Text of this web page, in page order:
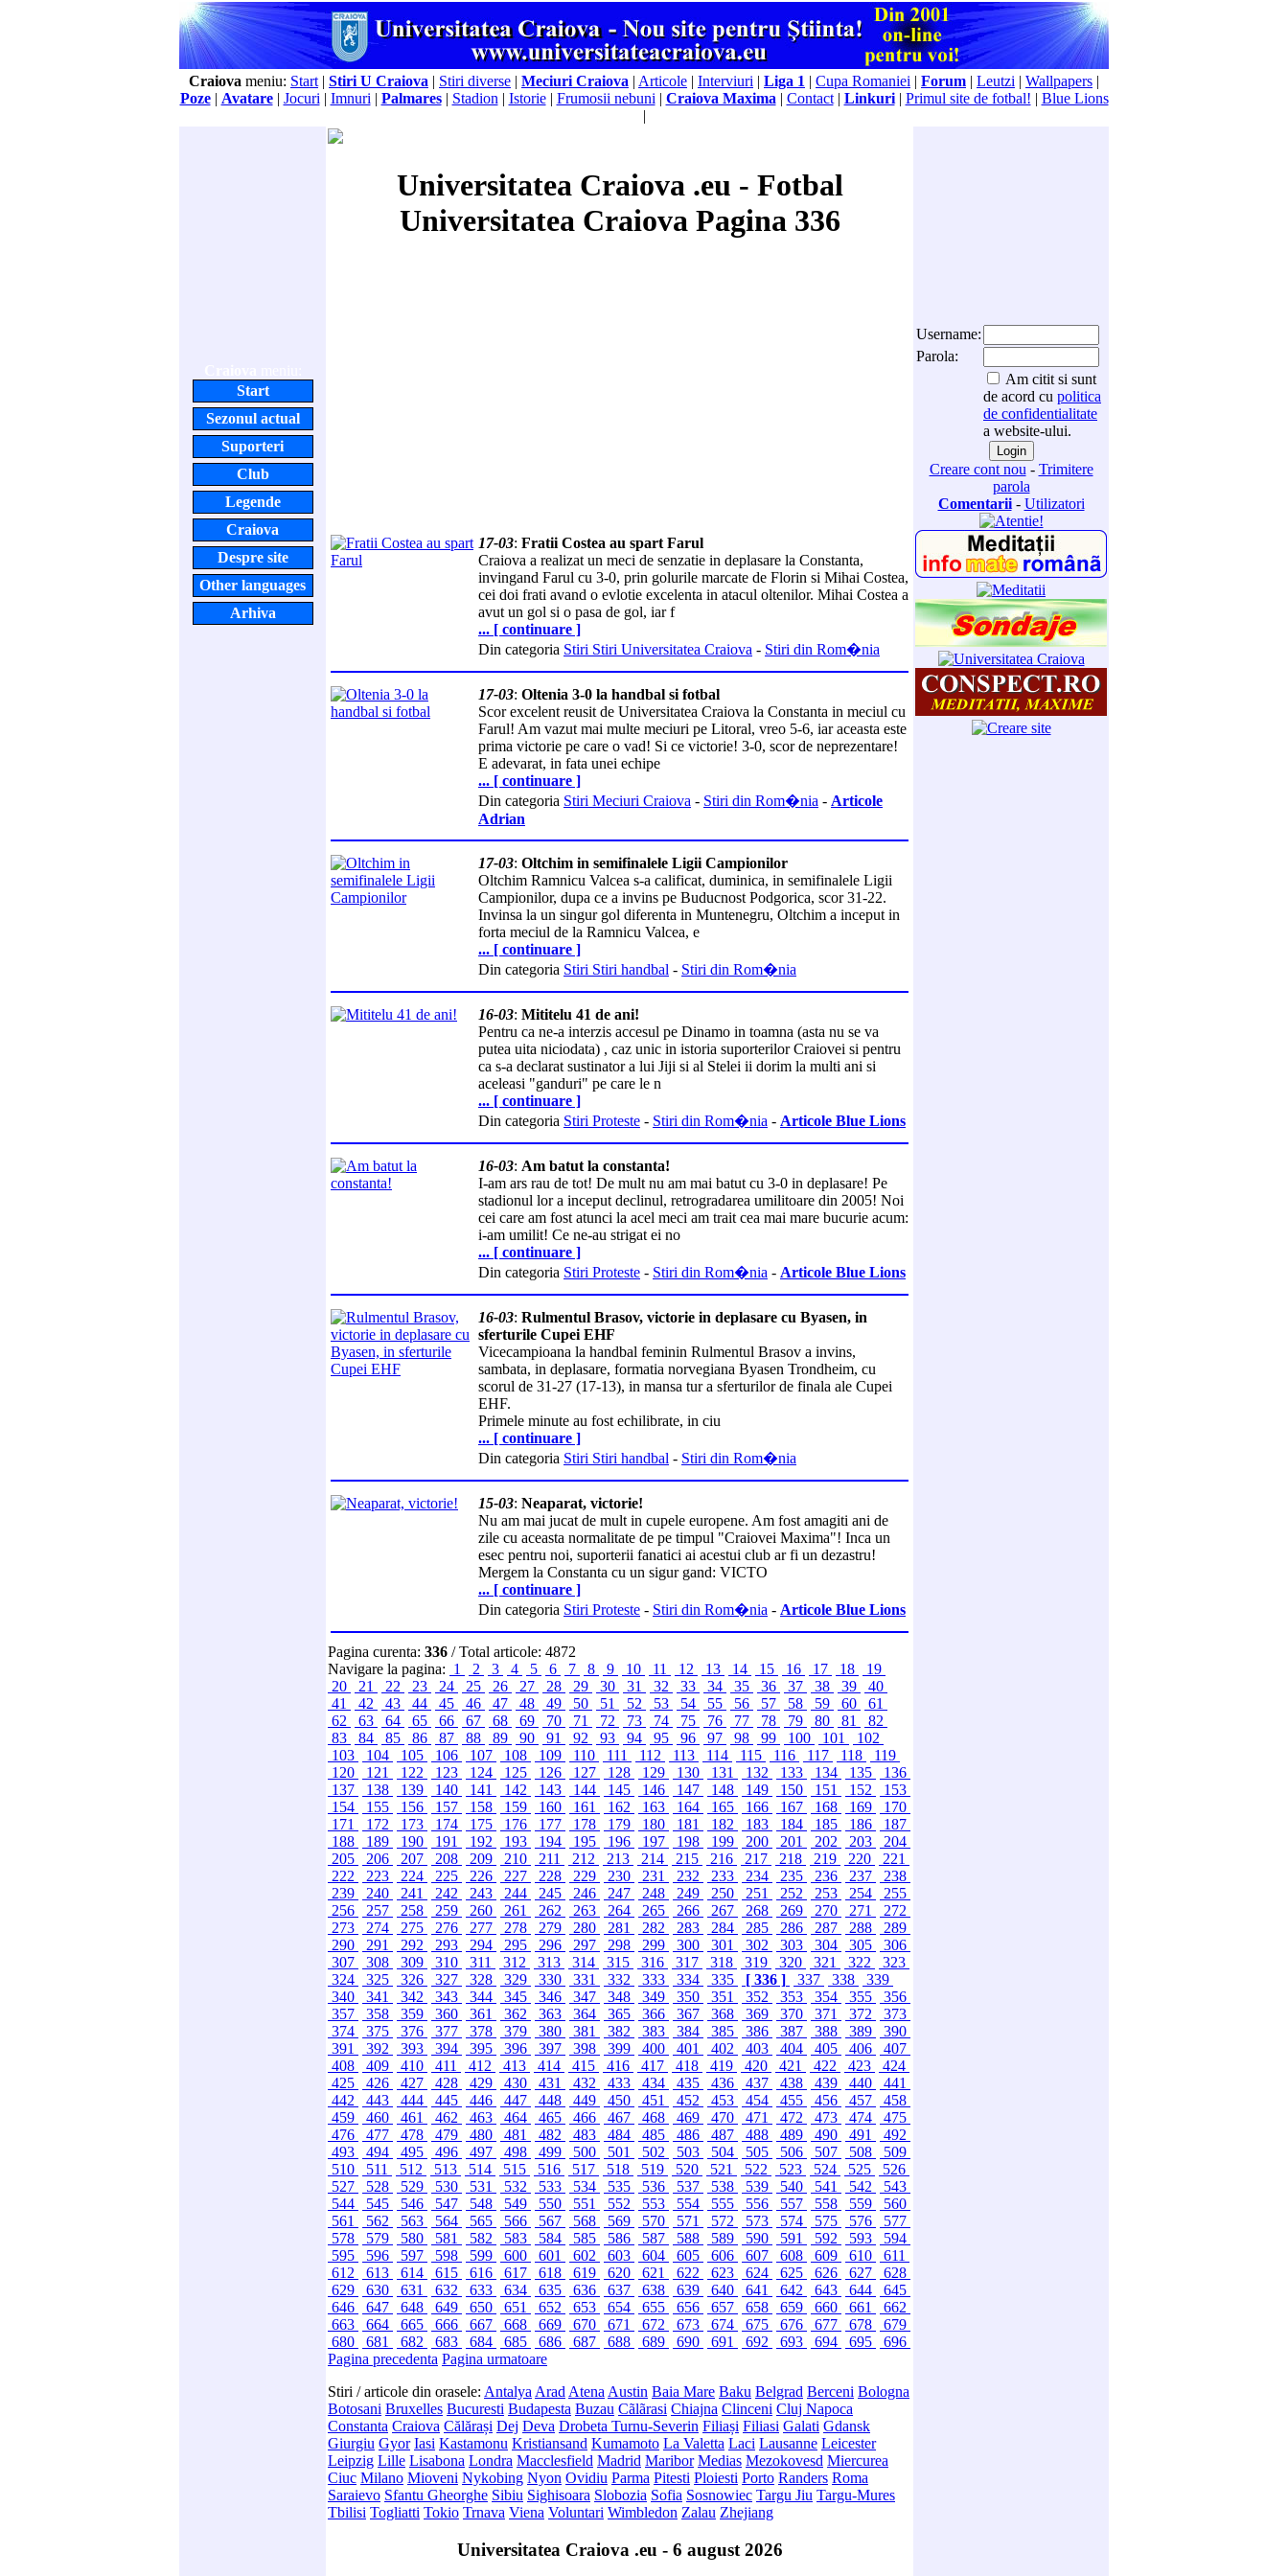
Craiova meniu: Start | Stiri U Craiova | Stiri diverse | Meciuri Craiova | Articole | Interviuri | Liga 1 | Cupa Romaniei | Forum | Leutzi | Wallpapers |
Poze| Avatare| Jocuri | Imnuri | Palmares| Stadion | Istorie| Frumosii nebuni | Craiova Maxima | Contact| Linkuri| Primul site de fotbal! | Blue Lions
|
Start
Sezonul actual
Suporteri
Club
Legende
Craiova
Despre site
Other languages
Arhiva
Universitatea Craiova .eu - Fotbal
Universitatea Craiova Pagina 336
17-03: Fratii Costea au spart Farul
Craiova a realizat un meci de senzatie in deplasare la Constanta,
invingand Farul cu 3-0, prin golurile marcate de Florin si Mihai Costea,
cei doi frati avand o evlotie excelenta in atacul oltenilor. Mihai Costea a
avut un gol si o pasa de gol, iar f
... [ continuare ]
Din categoria Stiri Stiri Universitatea Craiova - Stiri din Rom�nia
17-03: Oltenia 3-0 la handbal si fotbal
Scor excelent reusit de Universitatea Craiova la Constanta in meciul cu
Farul! Am vazut mai multe meciuri pe Litoral, vreo 5-6, iar aceasta este
prima victorie pe care o vad! Si ce victorie! 3-0, scor de neprezentare!
E adevarat, in fata unei echipe
... [ continuare ]
Din categoria Stiri Meciuri Craiova - Stiri din Rom�nia - Articole
Adrian
17-03: Oltchim in semifinalele Ligii Campionilor
Oltchim Ramnicu Valcea s-a calificat, duminica, in semifinalele Ligii
Campionilor, dupa ce a invins pe Buducnost Podgorica, scor 31-22.
Invinsa la un singur gol diferenta in Muntenegru, Oltchim a inceput in
forta meciul de la Ramnicu Valcea, e
... [ continuare ]
Din categoria Stiri Stiri handbal - Stiri din Rom�nia
16-03: Mititelu 41 de ani!
Pentru ca ne-a interzis accesul pe Dinamo in toamna (asta nu se va
putea uita niciodata) , caz unic in istoria suporterilor Craiovei si pentru
ca s-a declarat sustinator a lui Jiji si al Stelei ii dorim la multi ani si
aceleasi "ganduri" pe care le n
... [ continuare ]
Din categoria Stiri Proteste - Stiri din Rom�nia - Articole Blue Lions
16-03: Am batut la constanta!
I-am ars rau de tot! De mult nu am mai batut cu 3-0 in deplasare! Pe
stadionul lor a inceput declinul, retrogradarea umilitoare din 2005! Noi
cei care am fost atunci la acel meci am trait cea mai mare bucurie acum:
i-am umilit! Ce ne-au strigat ei no
... [ continuare ]
Din categoria Stiri Proteste - Stiri din Rom�nia - Articole Blue Lions
16-03: Rulmentul Brasov, victorie in deplasare cu Byasen, in
sferturile Cupei EHF
Vicecampioana la handbal feminin Rulmentul Brasov a invins,
sambata, in deplasare, formatia norvegiana Byasen Trondheim, cu
scorul de 31-27 (17-13), in mansa tur a sferturilor de finala ale Cupei
EHF.
Primele minute au fost echilibrate, in ciu
... [ continuare ]
Din categoria Stiri Stiri handbal - Stiri din Rom�nia
15-03: Neaparat, victorie!
Nu am mai jucat de mult in cupele europene. Am fost amagiti ani de
zile cu aceasta normalitate de pe timpul "Craiovei Maxima"! Inca un
esec pentru noi, suporterii fanatici ai acestui club ar fi un dezastru!
Mergem la Constanta cu un sigur gand: VICTO
... [ continuare ]
Din categoria Stiri Proteste - Stiri din Rom�nia - Articole Blue Lions
Pagina curenta: 336 / Total articole: 4872
Navigare la pagina: 1 2 3 4 5 6 7 8 9 10 11 12 13 14 15 16 17 18
19
20
21 22 23 24 25 26 27 28 29 30 31 32 33 34 35 36 37 38 39
40
41
42 43 44 45 46 47 48 49 50 51 52 53 54 55 56 57 58 59 60
61
62
63 64 65 66 67 68 69 70 71 72 73 74 75 76 77 78 79 80 81
82
83
84 85 86 87 88 89 90 91 92 93 94 95 96 97 98 99 100 101
102
103
104 105 106 107 108 109 110 111 112 113 114 115 116 117 118
119
120
121 122 123 124 125 126 127 128 129 130 131 132 133 134 135
136
137
138 139 140 141 142 143 144 145 146 147 148 149 150 151 152
153
154
155 156 157 158 159 160 161 162 163 164 165 166 167 168 169
170
171
172 173 174 175 176 177 178 179 180 181 182 183 184 185 186
187
188
189 190 191 192 193 194 195 196 197 198 199 200 201 202 203
204
205
206 207 208 209 210 211 212 213 214 215 216 217 218 219 220
221
222
223 224 225 226 227 228 229 230 231 232 233 234 235 236 237
238
239
240 241 242 243 244 245 246 247 248 249 250 251 252 253 254
255
256
257 258 259 260 261 262 263 264 265 266 267 268 269 270 271
272
273
274 275 276 277 278 279 280 281 282 283 284 285 286 287 288
289
290
291 292 293 294 295 296 297 298 299 300 301 302 303 304 305
306
307
308 309 310 311 312 313 314 315 316 317 318 319 320 321 322
323
324
325 326 327 328 329 330 331 332 333 334 335 [ 336 ] 337 338
339
340
341 342 343 344 345 346 347 348 349 350 351 352 353 354 355
356
357
358 359 360 361 362 363 364 365 366 367 368 369 370 371 372
373
374
375 376 377 378 379 380 381 382 383 384 385 386 387 388 389
390
391
392 393 394 395 396 397 398 399 400 401 402 403 404 405 406
407
408
409 410 411 412 413 414 415 416 417 418 419 420 421 422 423
424
425
426 427 428 429 430 431 432 433 434 435 436 437 438 439 440
441
442
443 444 445 446 447 448 449 450 451 452 453 454 455 456 457
458
459
460 461 462 463 464 465 466 467 468 469 470 471 472 473 474
475
476
477 478 479 480 481 482 483 484 485 486 487 488 489 490 491
492
493
494 495 496 497 498 499 500 501 502 503 504 505 506 507 508
509
510
511 512 513 514 515 516 517 518 519 520 521 522 523 524 525
526
527
528 529 530 531 532 533 534 535 536 537 538 539 540 541 542
543
544
545 546 547 548 549 550 551 552 553 554 555 556 557 558 559
560
561
562 563 564 565 566 567 568 569 570 571 572 573 574 575 576
577
578
579 580 581 582 583 584 585 586 587 588 589 590 591 592 593
594
595
596 597 598 599 600 601 602 603 604 605 606 607 608 609 610
611
612
613 614 615 616 617 618 619 620 621 622 623 624 625 626 627
628
629
630 631 632 633 634 635 636 637 638 639 640 641 642 643 644
645
646
647 648 649 650 651 652 653 654 655 656 657 658 659 660 661
662
663
664 665 666 667 668 669 670 671 672 673 674 675 676 677 678
679
680
681 682 683 684 685 686 687 688 689 690 691 692 693 694 695
696
Pagina precedenta Pagina urmatoare
Stiri / articole din orasele: Antalya Arad Atena Austin Baia Mare Baku Belgrad Berceni Bologna
Botosani Bruxelles Bucuresti Budapesta Buzau Cãlãrasi Chiajna Clinceni Cluj Napoca
Constanta Craiova Călărași Dej Deva Drobeta Turnu-Severin Filiași Filiasi Galati Gdansk
Giurgiu Gyor Iasi Kastamonu Kristiansand Kumamoto La Valetta Laci Lausanne Leicester
Leipzig Lille Lisabona Londra Macclesfield Madrid Maribor Medias Mezokovesd Miercurea
Ciuc Milano Mioveni Nykobing Nyon Ovidiu Parma Pitesti Ploiesti Porto Randers Roma
Saraievo Sfantu Gheorghe Sibiu Sighisoara Slobozia Sofia Sosnowiec Targu Jiu Targu-Mures
Tbilisi Togliatti Tokio Trnava Viena Voluntari Wimbledon Zalau Zhejiang
Universitatea Craiova .eu - 6 august 2026
Username:
Parola:
Am citit si sunt
de acord cu politica
de confidentialitate
a website-ului.
Creare cont nou - Trimitere
parola
Comentarii- Utilizatori